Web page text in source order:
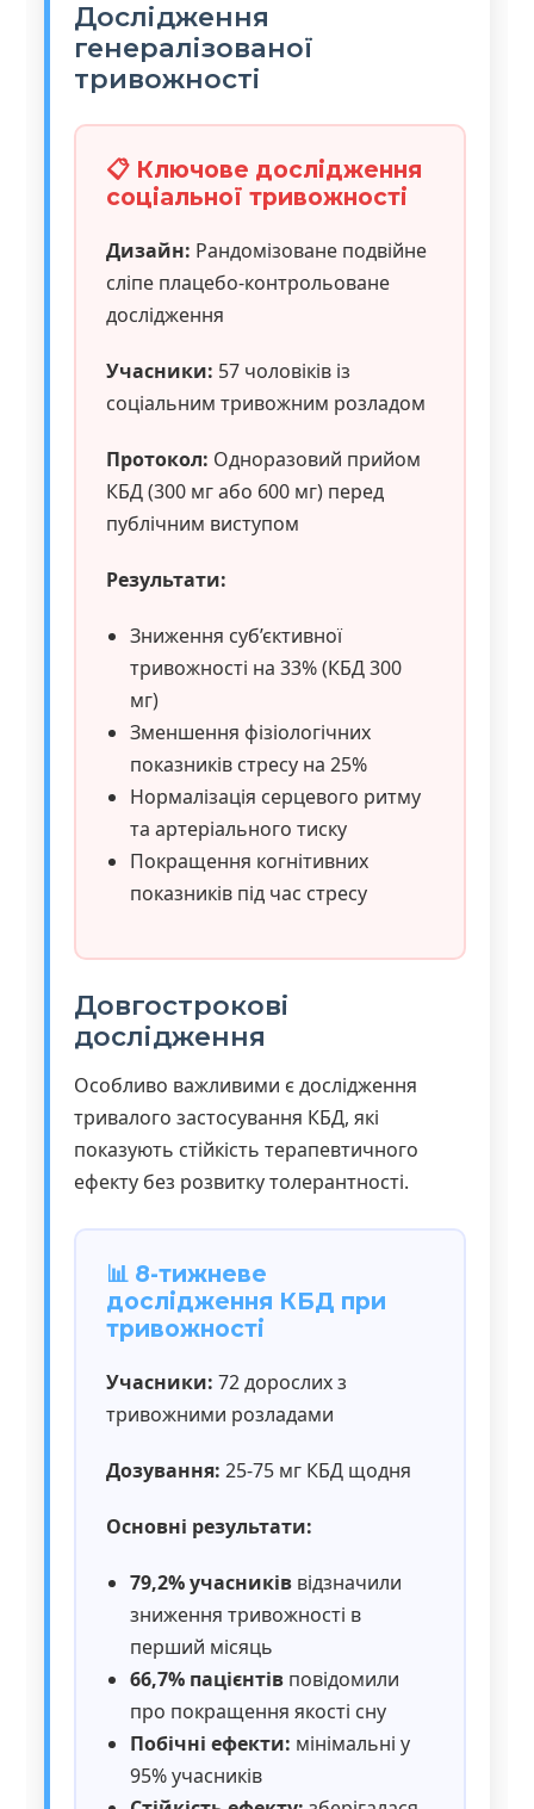
Дослідження
генералізованої
тривожності
📋 Ключове дослідження
соціальної тривожності
Дизайн: Рандомізоване подвійне
сліпе плацебо-контрольоване
дослідження
Учасники: 57 чоловіків із
соціальним тривожним розладом
Протокол: Одноразовий прийом
КБД (300 мг або 600 мг) перед
публічним виступом
Результати:
Зниження суб’єктивної
тривожності на 33% (КБД 300
мг)
Зменшення фізіологічних
показників стресу на 25%
Нормалізація серцевого ритму
та артеріального тиску
Покращення когнітивних
показників під час стресу
Довгострокові
дослідження
Особливо важливими є дослідження
тривалого застосування КБД, які
показують стійкість терапевтичного
ефекту без розвитку толерантності.
📊 8-тижневе
дослідження КБД при
тривожності
Учасники: 72 дорослих з
тривожними розладами
Дозування: 25-75 мг КБД щодня
Основні результати:
79,2% учасників відзначили
зниження тривожності в
перший місяць
66,7% пацієнтів повідомили
про покращення якості сну
Побічні ефекти: мінімальні у
95% учасників